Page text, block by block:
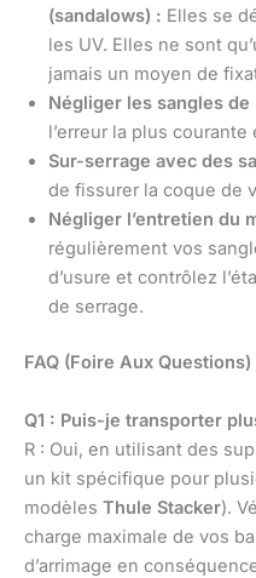
(sandalows) : Elles se
les UV. Elles ne sont
jamais un moyen de
Négliger les sangles
l’erreur la plus
Sur-serrage avec des
de fissurer la coque de
Négliger l’entretien du
régulièrement vos
d’usure et contrôlez
de serrage.
FAQ (Foire Aux Questions)
Q1 : Puis-je transporter
R : Oui, en utilisant des
un kit spécifique pour
modèles Thule Stacker).
charge maximale de vos
d’arrimage en